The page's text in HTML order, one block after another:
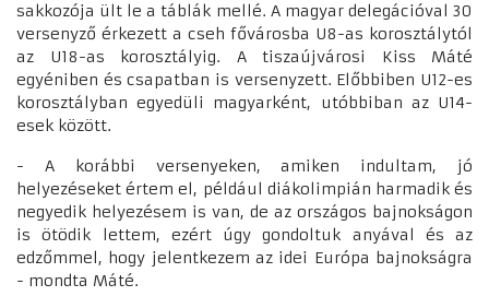
sakkozója ült le a táblák mellé. A magyar delegációval 30
versenyző érkezett a cseh fővárosba U8-as korosztálytól
az U18-as korosztályig. A tiszaújvárosi Kiss Máté
egyéniben és csapatban is versenyzett. Előbbiben U12-es
korosztályban egyedüli magyarként, utóbbiban az U14-
esek között.
- A korábbi versenyeken, amiken indultam, jó
helyezéseket értem el, például diákolimpián harmadik és
negyedik helyezésem is van, de az országos bajnokságon
is ötödik lettem, ezért úgy gondoltuk anyával és az
edzőmmel, hogy jelentkezem az idei Európa bajnokságra
- mondta Máté.